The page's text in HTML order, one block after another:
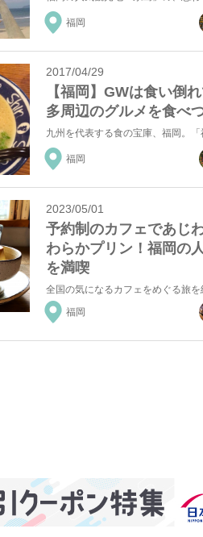
福岡
2017/04/29
【福岡】GWは食い倒
多周辺のグルメを食べ
福岡
2023/05/01
予約制のカフェであじ
わらかプリン！福岡の
を満喫
福岡